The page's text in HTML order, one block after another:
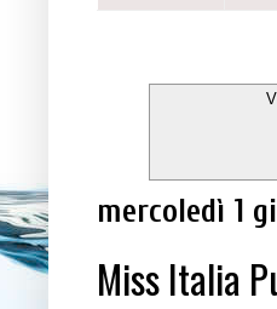
mercoledì 1
Miss Italia